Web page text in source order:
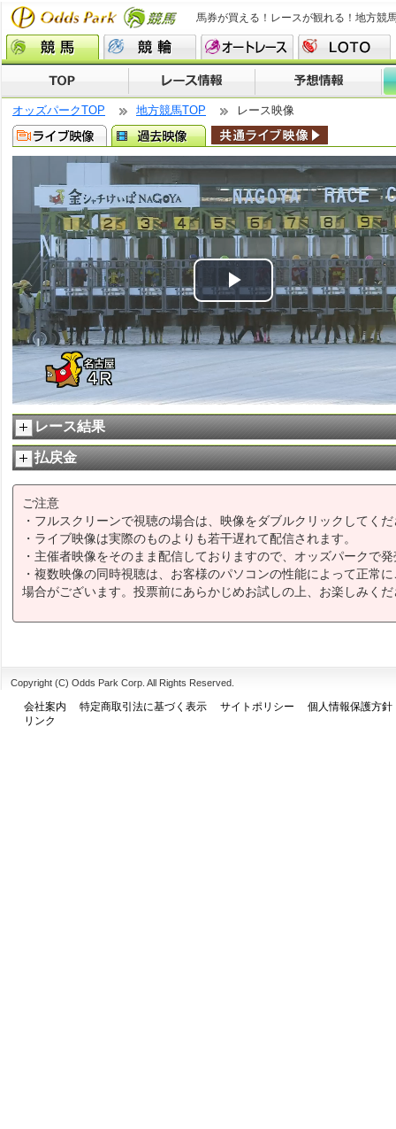
馬券が買える！レースが観れる！地方競
オッズパークTOP 地方競馬TOP レース映像
Play
Video
レース結果
払戻金
ご注意
・フルスクリーンで視聴の場合は、映像をダブルクリックしてく
・ライブ映像は実際のものよりも若干遅れて配信されます。
・主催者映像をそのまま配信しておりますので、オッズパークで
・複数映像の同時視聴は、お客様のパソコンの性能によって正常
場合がございます。投票前にあらかじめお試しの上、お楽しみく
Copyright (C) Odds Park Corp. All Rights Reserved.
会社案内 特定商取引法に基づく表示 サイトポリシー
個人情報保護方針
リンク